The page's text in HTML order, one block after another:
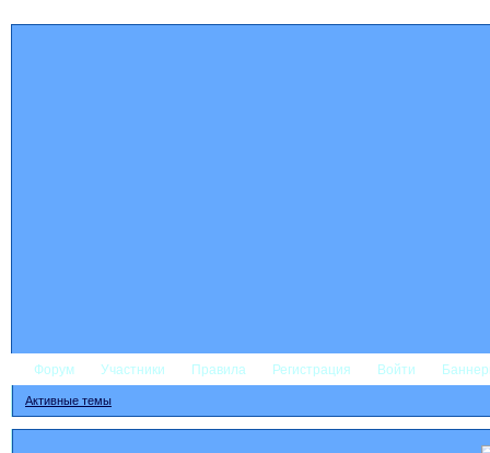
Форум Участники Правила Регистрация Войти
Активные темы